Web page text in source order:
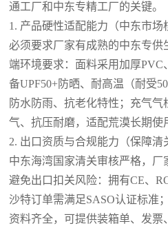
通工厂和中东专精工厂的关键。
1. 产品硬性适配能力（中东市场
必须要求厂家有成熟的中东专供
端环境要求：面料采用加厚
备UPF50+防晒、耐高温（耐受
防水防雨、抗老化特性；充气
气、抗压耐磨，适配荒漠长期使
2. 出口资质与合规能力（保障清
中东海湾国家清关审核严格，厂
避免出口扣关风险：拥有CE、
沙特订单需满足SASO认证标准
资料齐全，可提供装箱单、发